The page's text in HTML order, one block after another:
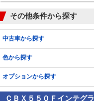
その他条件から探す
中古車から探す
色から探す
オプションから探す
ＣＢＸ５５０Ｆインテグラ